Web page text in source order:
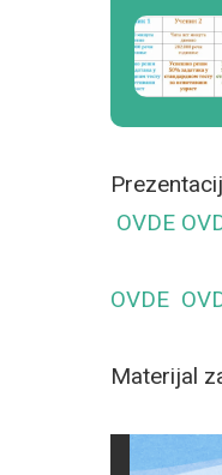
OVDE
OVDE
Materijal